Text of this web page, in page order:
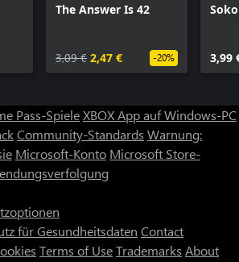
The Answer Is 42
3,09 € 2,47 € -20% 3,99
Pass-SpieleXBOX App auf Windows-PC
Community-Standards Warnung:
Microsoft-Konto Microsoft Store-
für Gesundheitsdaten Contact
Terms of UseTrademarks About